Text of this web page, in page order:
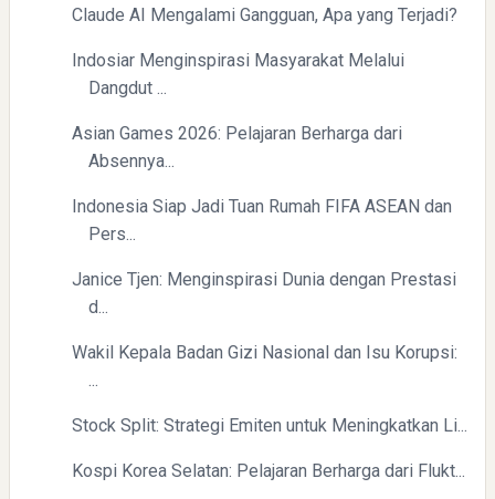
Claude AI Mengalami Gangguan, Apa yang Terjadi?
Indosiar Menginspirasi Masyarakat Melalui
Dangdut ...
Asian Games 2026: Pelajaran Berharga dari
Absennya...
Indonesia Siap Jadi Tuan Rumah FIFA ASEAN dan
Pers...
Janice Tjen: Menginspirasi Dunia dengan Prestasi
d...
Wakil Kepala Badan Gizi Nasional dan Isu Korupsi:
...
Stock Split: Strategi Emiten untuk Meningkatkan Li...
Kospi Korea Selatan: Pelajaran Berharga dari Flukt...